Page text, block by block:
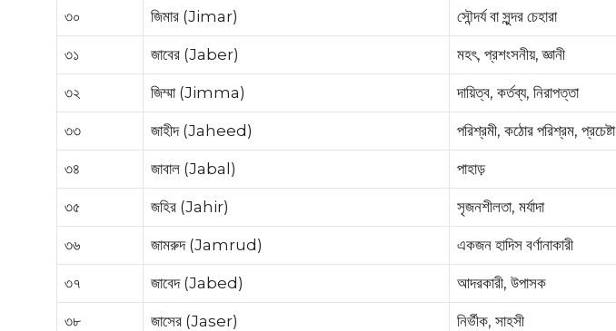
৩০ জিমার (Jimar) সৌন্দর্য বা সুন্দর চেহারা
৩১ জাবের (Jaber) মহৎ, প্রশংসনীয়, জ্ঞানী
৩২ জিম্মা (Jimma) দায়িত্ব, কর্তব্য, নিরাপত্তা
৩৩ জাহীদ (Jaheed) পরিশ্রমী, কঠোর পরিশ্রম, প্রচেষ্টা
৩৪ জাবাল (Jabal) পাহাড়
৩৫ জহির (Jahir) সৃজনশীলতা, মর্যাদা
৩৬ জামরুদ (Jamrud) একজন হাদিস বর্ণানাকারী
৩৭ জাবেদ (Jabed) আদরকারী, উপাসক
৩৮ জাসের (Jaser) নির্ভীক, সাহসী